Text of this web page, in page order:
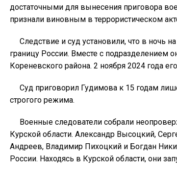
достаточными для вынесения приговора
признали виновным в террористическом
Следствие и суд установили, что в ночь
границу России. Вместе с подразделением
Кореневского района. 2 ноября 2024 года
Суд приговорил Гудимова к 15 годам
строгого режима.
Военные следователи собрали
Курской области. Александр Высоцкий,
Андреев, Владимир Пихоцкий и Богдан
России. Находясь в Курской области, они